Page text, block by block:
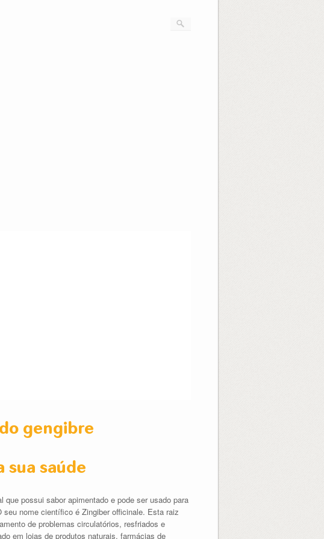
gengibre
saúde
que possui sabor apimentado e pode ser usado para
nome científico é Zingiber officinale. Esta raiz
de problemas circulatórios, resfriados e
em lojas de produtos naturais, farmácias de